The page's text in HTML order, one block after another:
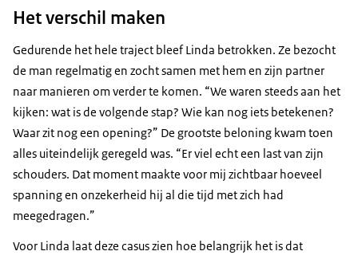
Het verschil maken
Gedurende het hele traject bleef Linda betrokken. Ze bezocht
de man regelmatig en zocht samen met hem en zijn partner
naar manieren om verder te komen. “We waren steeds aan het
kijken: wat is de volgende stap? Wie kan nog iets betekenen?
Waar zit nog een opening?” De grootste beloning kwam toen
alles uiteindelijk geregeld was. “Er viel echt een last van zijn
schouders. Dat moment maakte voor mij zichtbaar hoeveel
spanning en onzekerheid hij al die tijd met zich had
meegedragen.”
Voor Linda laat deze casus zien hoe belangrijk het is dat